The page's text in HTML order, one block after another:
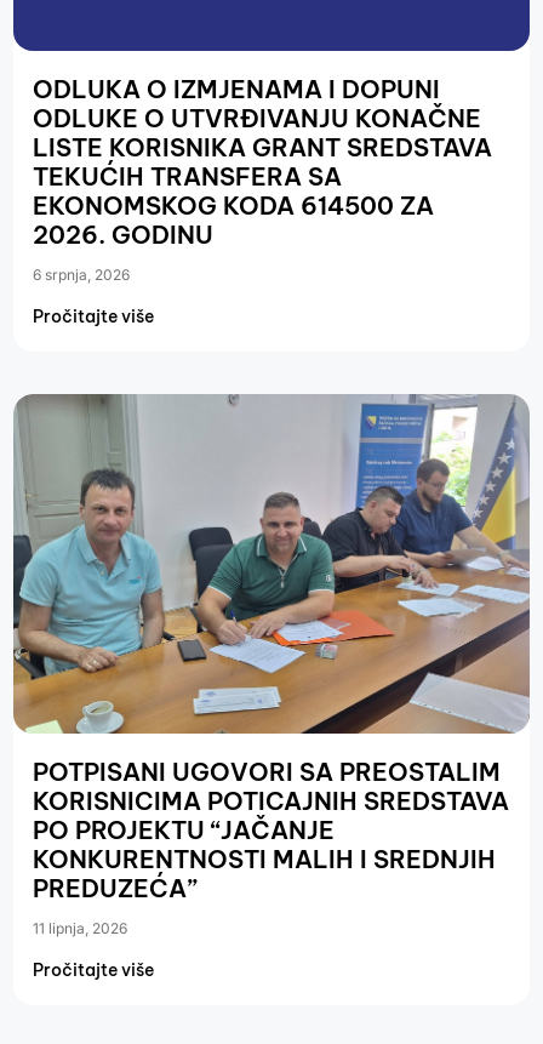
ODLUKA O IZMJENAMA I DOPUNI
ODLUKE O UTVRĐIVANJU KONAČNE
LISTE KORISNIKA GRANT SREDSTAVA
TEKUĆIH TRANSFERA SA
EKONOMSKOG KODA 614500 ZA
2026. GODINU
6 srpnja, 2026
Pročitajte više
POTPISANI UGOVORI SA PREOSTALIM
KORISNICIMA POTICAJNIH SREDSTAVA
PO PROJEKTU “JAČANJE
KONKURENTNOSTI MALIH I SREDNJIH
PREDUZEĆA”
11 lipnja, 2026
Pročitajte više